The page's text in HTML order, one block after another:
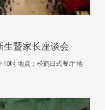
暨家长座谈会
地点：松鹤日式餐厅 地